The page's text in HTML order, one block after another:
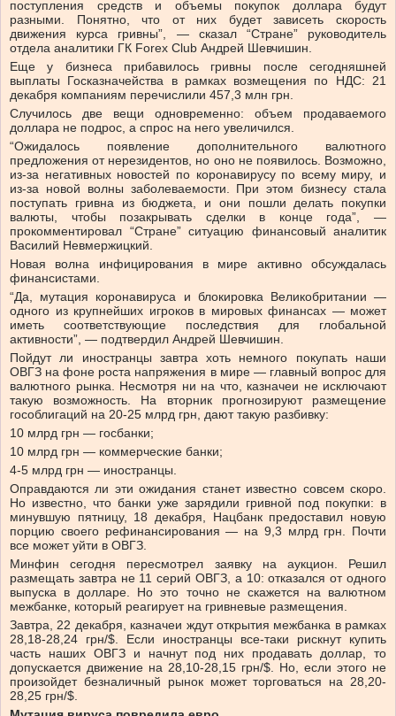
поступления средств и объемы покупок доллара будут
разными. Понятно, что от них будет зависеть скорость
движения курса гривны”, — сказал “Стране” руководитель
отдела аналитики ГК Forex Club Андрей Шевчишин.
Еще у бизнеса прибавилось гривны после сегодняшней
выплаты Госказначейства в рамках возмещения по НДС: 21
декабря компаниям перечислили 457,3 млн грн.
Случилось две вещи одновременно: объем продаваемого
доллара не подрос, а спрос на него увеличился.
“Ожидалось появление дополнительного валютного
предложения от нерезидентов, но оно не появилось. Возможно,
из-за негативных новостей по коронавирусу по всему миру, и
из-за новой волны заболеваемости. При этом бизнесу стала
поступать гривна из бюджета, и они пошли делать покупки
валюты, чтобы позакрывать сделки в конце года”, —
прокомментировал “Стране” ситуацию финансовый аналитик
Василий Невмержицкий.
Новая волна инфицирования в мире активно обсуждалась
финансистами.
“Да, мутация коронавируса и блокировка Великобритании —
одного из крупнейших игроков в мировых финансах — может
иметь соответствующие последствия для глобальной
активности”, — подтвердил Андрей Шевчишин.
Пойдут ли иностранцы завтра хоть немного покупать наши
ОВГЗ на фоне роста напряжения в мире — главный вопрос для
валютного рынка. Несмотря ни на что, казначеи не исключают
такую возможность. На вторник прогнозируют размещение
гособлигаций на 20-25 млрд грн, дают такую разбивку:
10 млрд грн — госбанки;
10 млрд грн — коммерческие банки;
4-5 млрд грн — иностранцы.
Оправдаются ли эти ожидания станет известно совсем скоро.
Но известно, что банки уже зарядили гривной под покупки: в
минувшую пятницу, 18 декабря, Нацбанк предоставил новую
порцию своего рефинансирования — на 9,3 млрд грн. Почти
все может уйти в ОВГЗ.
Минфин сегодня пересмотрел заявку на аукцион. Решил
размещать завтра не 11 серий ОВГЗ, а 10: отказался от одного
выпуска в долларе. Но это точно не скажется на валютном
межбанке, который реагирует на гривневые размещения.
Завтра, 22 декабря, казначеи ждут открытия межбанка в рамках
28,18-28,24 грн/$. Если иностранцы все-таки рискнут купить
часть наших ОВГЗ и начнут под них продавать доллар, то
допускается движение на 28,10-28,15 грн/$. Но, если этого не
произойдет безналичный рынок может торговаться на 28,20-
28,25 грн/$.